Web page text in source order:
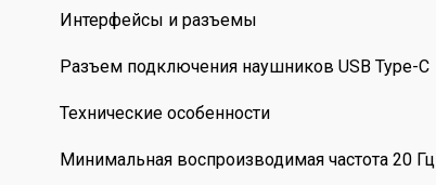
Интерфейсы и разъемы
Разъем подключения наушников USB Type-C
Технические особенности
Минимальная воспроизводимая частота 20 Гц